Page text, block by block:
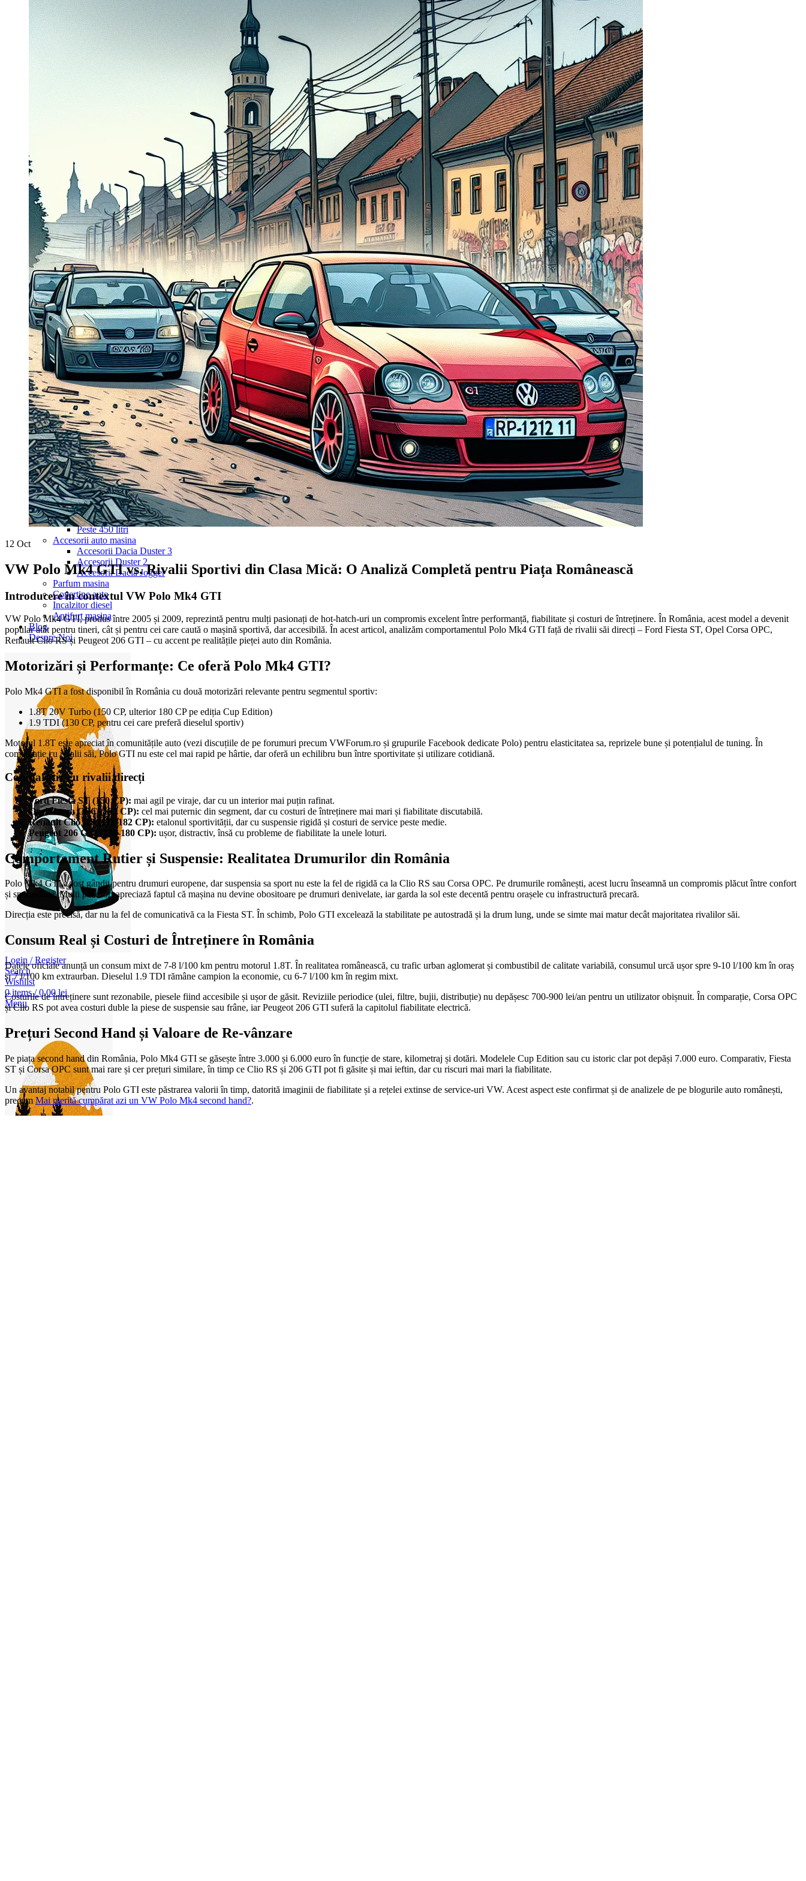
Navigatie Duster 2011
Navigatie Duster 2019
Audi
Navigatie Audi A3 8p
Navigatie Audi A4
Navigatie Audi A4 B6
Navigatie Audi A4 B7
Navigatie Audi Q5
Navigație Ford Fiesta
Navigație Ford Focus 1
Navigație Ford Focus 2
Navigație Ford Focus MK3
Navigație Ford Mondeo MK3
Navigație Ford Mondeo MK4
Navigație Ford Transit
Mercedes
Navigație Mercedes C Class W203
Navigație Mercedes C Class W204
Navigație Mercedes W203
Navigație Mercedes W204
Navigație Mercedes W211
Navigație Mercedes Sprinter
Passat
Navigație Passat B5
Navigație Passat B5 5
Navigație Passat B6
Navigație Passat B7
Navigație Passat B8
Navigație Passat CC
Skoda
Navigație Skoda Fabia 1
Navigație Skoda Fabia 2
Navigație Skoda Octavia 1
Navigație Skoda Octavia 2
Navigație Skoda Octavia 3
Navigație Skoda Rapid
Navigație Skoda Superb 1
Navigație Skoda Superb 2
Navigație Toyota Avensis T25
Portbagaj Plafon Auto
Sub 350 Litri
Peste 350 Litri
Peste 450 litri
Accesorii auto masina
Accesorii Dacia Duster 3
Accesorii Duster 2
Accesorii Dacia Jogger
Parfum masina
Copertine auto
Incalzitor diesel
Antifurt masina
Blog
Despre Noi
Login / Register
Search
Wishlist
0items / 0,00 lei
Menu
12 Oct
VW Polo Mk4 GTI vs. Rivalii Sportivi din Clasa Mică: O Analiză Completă pentru Piața Românească
Introducere în contextul VW Polo Mk4 GTI
VW Polo Mk4 GTI, produs între 2005 și 2009, reprezintă pentru mulți pasionați de hot-hatch-uri un compromis excelent între performanță, fiabilitate și costuri de întreținere. În România, acest model a devenit
popular atât pentru tineri, cât și pentru cei care caută o mașină sportivă, dar accesibilă. În acest articol, analizăm comportamentul Polo Mk4 GTI față de rivalii săi direcți – Ford Fiesta ST, Opel Corsa OPC,
Renault Clio RS și Peugeot 206 GTI – cu accent pe realitățile pieței auto din România.
Motorizări și Performanțe: Ce oferă Polo Mk4 GTI?
Polo Mk4 GTI a fost disponibil în România cu două motorizări relevante pentru segmentul sportiv:
1.8T 20V Turbo (150 CP, ulterior 180 CP pe ediția Cup Edition)
1.9 TDI (130 CP, pentru cei care preferă dieselul sportiv)
Motorul 1.8T este apreciat în comunitățile auto (vezi discuțiile de pe forumuri precum VWForum.ro și grupurile Facebook dedicate Polo) pentru elasticitatea sa, reprizele bune și potențialul de tuning. În
comparație cu rivalii săi, Polo GTI nu este cel mai rapid pe hârtie, dar oferă un echilibru bun între sportivitate și utilizare cotidiană.
Comparativ cu rivalii direcți
Ford Fiesta ST (150 CP): mai agil pe viraje, dar cu un interior mai puțin rafinat.
Opel Corsa OPC (192 CP): cel mai puternic din segment, dar cu costuri de întreținere mai mari și fiabilitate discutabilă.
Renault Clio RS (172-182 CP): etalonul sportivității, dar cu suspensie rigidă și costuri de service peste medie.
Peugeot 206 GTI (138-180 CP): ușor, distractiv, însă cu probleme de fiabilitate la unele loturi.
Comportament Rutier și Suspensie: Realitatea Drumurilor din România
Polo Mk4 GTI a fost gândit pentru drumuri europene, dar suspensia sa sport nu este la fel de rigidă ca la Clio RS sau Corsa OPC. Pe drumurile românești, acest lucru înseamnă un compromis plăcut între confort
și sportivitate. Mulți posesori apreciază faptul că mașina nu devine obositoare pe drumuri denivelate, iar garda la sol este decentă pentru orașele cu infrastructură precară.
Direcția este precisă, dar nu la fel de comunicativă ca la Fiesta ST. În schimb, Polo GTI excelează la stabilitate pe autostradă și la drum lung, unde se simte mai matur decât majoritatea rivalilor săi.
Consum Real și Costuri de Întreținere în România
Datele oficiale anunță un consum mixt de 7-8 l/100 km pentru motorul 1.8T. În realitatea românească, cu trafic urban aglomerat și combustibil de calitate variabilă, consumul urcă ușor spre 9-10 l/100 km în oraș
și 7 l/100 km extraurban. Dieselul 1.9 TDI rămâne campion la economie, cu 6-7 l/100 km în regim mixt.
Costurile de întreținere sunt rezonabile, piesele fiind accesibile și ușor de găsit. Reviziile periodice (ulei, filtre, bujii, distribuție) nu depășesc 700-900 lei/an pentru un utilizator obișnuit. În comparație, Corsa OPC
și Clio RS pot avea costuri duble la piese de suspensie sau frâne, iar Peugeot 206 GTI suferă la capitolul fiabilitate electrică.
Prețuri Second Hand și Valoare de Re-vânzare
Pe piața second hand din România, Polo Mk4 GTI se găsește între 3.000 și 6.000 euro în funcție de stare, kilometraj și dotări. Modelele Cup Edition sau cu istoric clar pot depăși 7.000 euro. Comparativ, Fiesta
ST și Corsa OPC sunt mai rare și cer prețuri similare, în timp ce Clio RS și 206 GTI pot fi găsite și mai ieftin, dar cu riscuri mai mari la fiabilitate.
Un avantaj notabil pentru Polo GTI este păstrarea valorii în timp, datorită imaginii de fiabilitate și a rețelei extinse de service-uri VW. Acest aspect este confirmat și de analizele de pe blogurile auto românești,
precumMai merită cumpărat azi un VW Polo Mk4 second hand?.